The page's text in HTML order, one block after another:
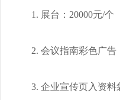
1. 展台：20000元/个
2. 会议指南彩色广告：
3. 企业宣传页入资料